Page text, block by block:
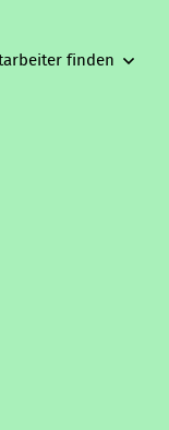
finden